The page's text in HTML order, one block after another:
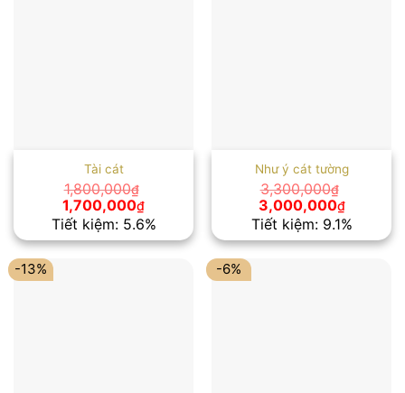
Tài cát
1,800,000₫
Giá
gốc
là:
1,800,000₫.
1,700,000₫Giá
hiện
tại
là:
1,700,000₫.
Tiết kiệm: 5.6%
Như ý cát tường
3,300,000₫
Giá
gốc
là:
3,300,000₫.
3,000,000₫Giá
hiện
tại
là:
Tiết kiệm: 9.1%
-13% -6%